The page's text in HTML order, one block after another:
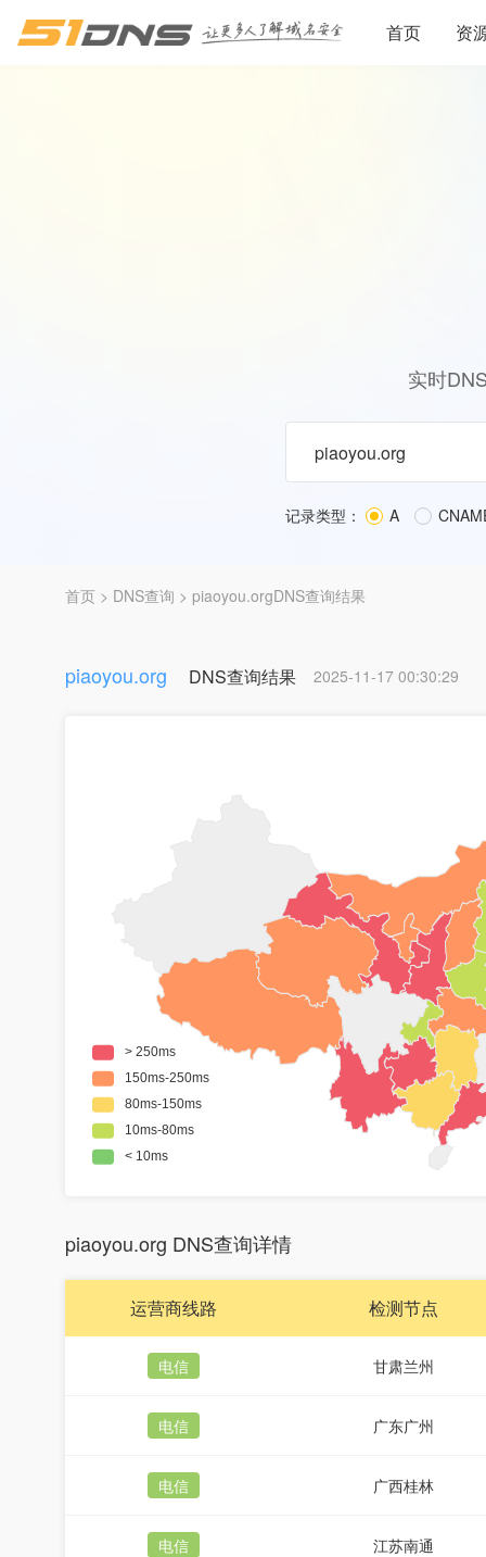
首页 资
实时
记录类型： A
首页 > DNS查询 > piaoyou.orgDNS查询结果
piaoyou.org DNS查询结果 2025-11-17 00:30:29
piaoyou.org DNS查询详情
运营商线路 检测节点
电信 甘肃兰州
电信 广东广州
电信 广西桂林
电信 江苏南通